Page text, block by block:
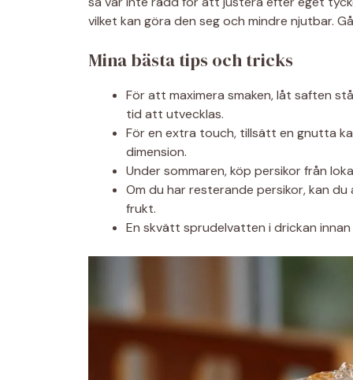
vilket kan göra den seg och mindre njutbar.
Mina bästa tips och tricks
För att maximera smaken, låt saften
tid att utvecklas.
För en extra touch, tillsätt en gnutta
dimension.
Under sommaren, köp persikor från
Om du har resterande persikor, kan
frukt.
En skvätt sprudelvatten i drickan